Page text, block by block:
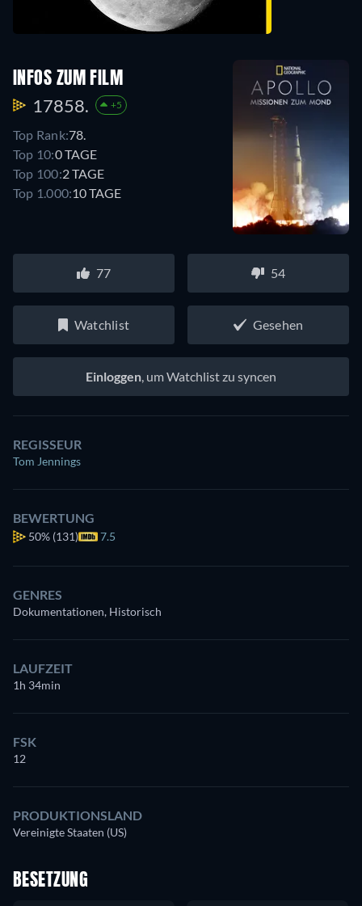
INFOS ZUM FILM
17858. +5
Top Rank:78.
Top 10:0 TAGE
Top 100:2 TAGE
Top 1.000:10 TAGE
77 54
Watchlist Gesehen
Einloggen, um Watchlist zu syncen
REGISSEUR
Tom Jennings
BEWERTUNG
50% (131) 7.5
GENRES
Dokumentationen, Historisch
LAUFZEIT
1h 34min
FSK
12
PRODUKTIONSLAND
Vereinigte Staaten (US)
BESETZUNG